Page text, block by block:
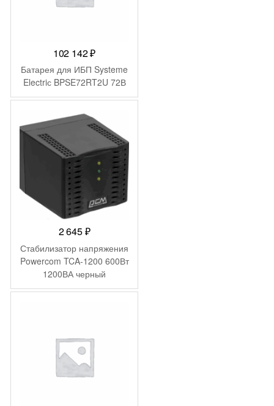
102 142₽
Батарея для ИБП Systeme
Electriс BPSE72RT2U 72В
2 645₽
Стабилизатор напряжения
Powercom TCA-1200 600Вт
1200ВА черный